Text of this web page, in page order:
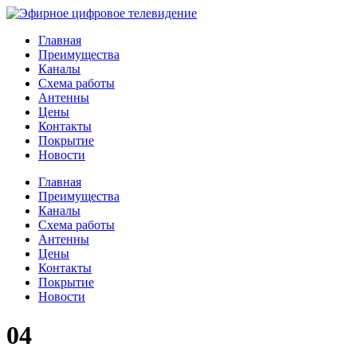
Главная
Преимущества
Каналы
Схема работы
Антенны
Цены
Контакты
Покрытие
Новости
Главная
Преимущества
Каналы
Схема работы
Антенны
Цены
Контакты
Покрытие
Новости
04